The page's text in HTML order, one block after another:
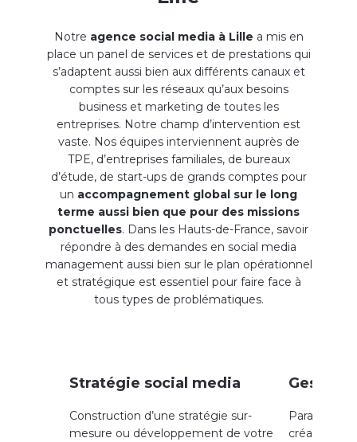
Notre agence social media à Lille a mis en
place un panel de services et de prestations qui
s’adaptent aussi bien aux différents canaux et
comptes sur les réseaux qu’aux besoins
business et marketing de toutes les
entreprises. Notre champ d’intervention est
vaste. Nos équipes interviennent auprès de
TPE, d’entreprises familiales, de bureaux
d’étude, de start-ups de grands comptes pour
un accompagnement global sur le long
terme aussi bien que pour des missions
ponctuelles. Dans les Hauts-de-France, savoir
répondre à des demandes en social media
management aussi bien sur le plan opérationnel
et stratégique est essentiel pour faire face à
tous types de problématiques.
Stratégie social media
Construction d’une stratégie sur-
mesure ou développement de votre
Gestion
création et